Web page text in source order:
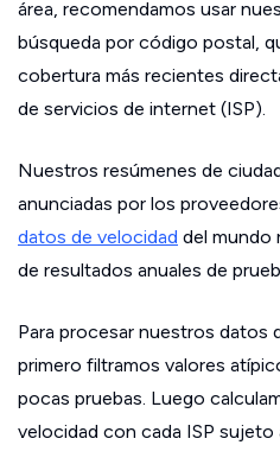
área, recomendamos usar
búsqueda por código postal,
cobertura más recientes
de servicios de internet (ISP).
Nuestros resúmenes de
anunciadas por los
datos de velocidad del mundo
de resultados anuales de
Para procesar nuestros datos
primero filtramos valores
pocas pruebas. Luego
velocidad con cada ISP sujeto